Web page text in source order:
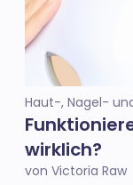
Haut-, Nagel-
wirklich?
von Victoria Raw